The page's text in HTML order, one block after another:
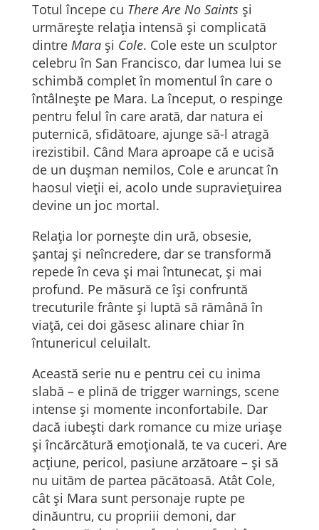
Totul începe cu There Are No Saintsși
urmărește relația intensă și complicată
dintre Marași Cole. Cole este un sculptor
celebru în San Francisco, dar lumea lui se
schimbă complet în momentul în care o
întâlnește pe Mara. La început, o respinge
pentru felul în care arată, dar natura ei
puternică, sfidătoare, ajunge să-l atragă
irezistibil. Când Mara aproape că e ucisă
de un dușman nemilos, Cole e aruncat în
haosul vieții ei, acolo unde supraviețuirea
devine un joc mortal.
Relația lor pornește din ură, obsesie,
șantaj și neîncredere, dar se transformă
repede în ceva și mai întunecat, și mai
profund. Pe măsură ce își confruntă
trecuturile frânte și luptă să rămână în
viață, cei doi găsesc alinare chiar în
întunericul celuilalt.
Această serie nu e pentru cei cu inima
slabă – e plină de trigger warnings, scene
intense și momente inconfortabile. Dar
dacă iubești dark romance cu mize uriașe
și încărcătură emoțională, te va cuceri. Are
acțiune, pericol, pasiune arzătoare – și să
nu uităm de partea păcătoasă. Atât Cole,
cât și Mara sunt personaje rupte pe
dinăuntru, cu propriii demoni, dar